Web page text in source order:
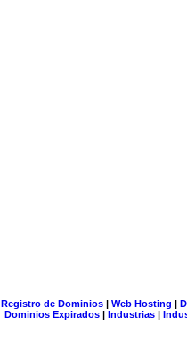
Registro de Dominios| Web Hosting |
Dominios Expirados | Industrias |